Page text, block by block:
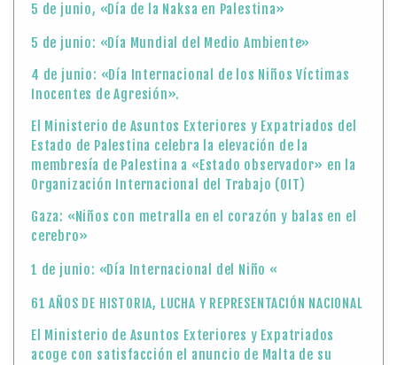
5 de junio, «Día de la Naksa en Palestina»
5 de junio: «Día Mundial del Medio Ambiente»
4 de junio: «Día Internacional de los Niños Víctimas
Inocentes de Agresión».
El Ministerio de Asuntos Exteriores y Expatriados del
Estado de Palestina celebra la elevación de la
membresía de Palestina a «Estado observador» en la
Organización Internacional del Trabajo (OIT)
Gaza: «Niños con metralla en el corazón y balas en el
cerebro»
1 de junio: «Día Internacional del Niño «
61 AÑOS DE HISTORIA, LUCHA Y REPRESENTACIÓN NACIONAL
El Ministerio de Asuntos Exteriores y Expatriados
acoge con satisfacción el anuncio de Malta de su